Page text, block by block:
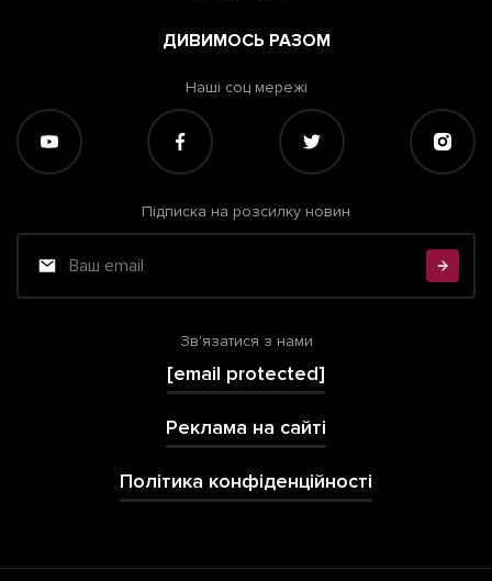
ДИВИМОСЬ РАЗОМ
Наші соц мережі
Підписка на розсилку новин
Зв'язатися з нами
[email protected]
Реклама на сайті
Політика конфіденційності